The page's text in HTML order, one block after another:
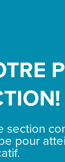
section
pour